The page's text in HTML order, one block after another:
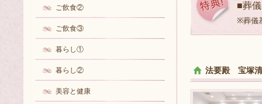
ご飲食②
ご飲食③
暮らし①
暮らし②
美容と健康
■葬
※葬儀
法要殿 宝塚